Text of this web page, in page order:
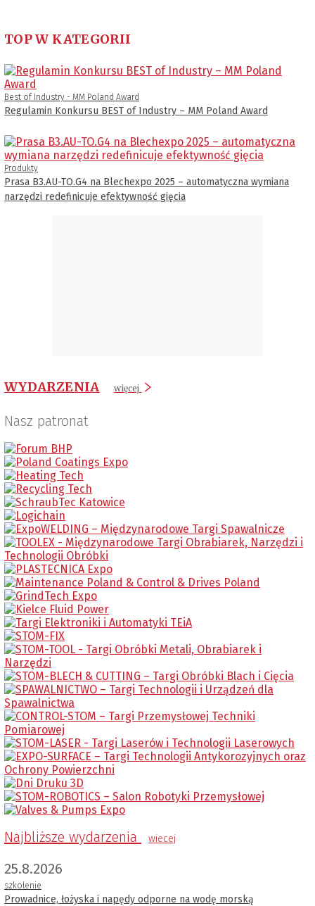
TOP W KATEGORII
Best of Industry - MM Poland Award
Regulamin Konkursu BEST of Industry – MM Poland Award
Produkty
Prasa B3.AU-TO.G4 na Blechexpo 2025 – automatyczna wymiana
narzędzi redefinicuje efektywność gięcia
WYDARZENIA więcej
Nasz patronat
Najbliższe wydarzenia wiecej
25.8.2026
szkolenie
Prowadnice, łożyska i napędy odporne na wodę morską